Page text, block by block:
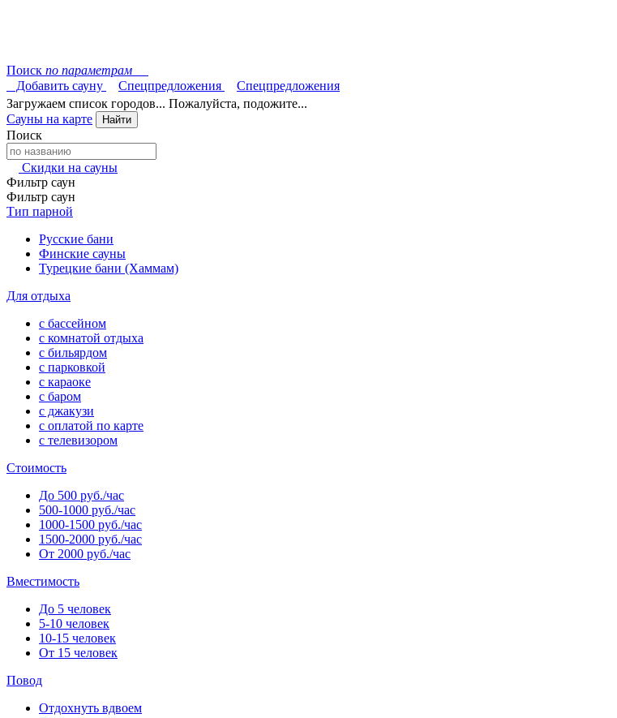
Поиск по параметрам
Добавить сауну
Спецпредложения
Спецпредложения
Загружаем список городов... Пожалуйста, подожите...
Сауны на карте
Найти
Поиск
Скидки на сауны
Фильтр саун
Фильтр саун
Тип парной
Русские бани
Финские сауны
Турецкие бани (Хаммам)
Для отдыха
с бассейном
с комнатой отдыха
с бильярдом
с парковкой
с караоке
с баром
с джакузи
с оплатой по карте
с телевизором
Стоимость
До 500 руб./час
500-1000 руб./час
1000-1500 руб./час
1500-2000 руб./час
От 2000 руб./час
Вместимость
До 5 человек
5-10 человек
10-15 человек
От 15 человек
Повод
Отдохнуть вдвоем